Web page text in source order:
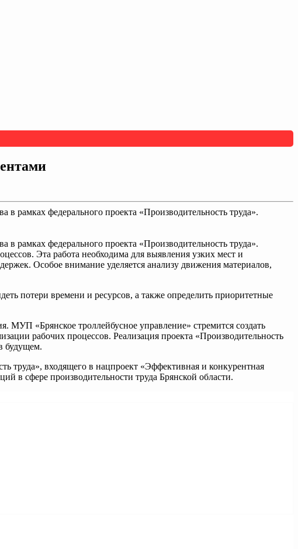
рамках федерального проекта «Производительность труда».
рамках федерального проекта «Производительность труда».
Эта работа необходима для выявления узких мест и
Особое внимание уделяется анализу движения материалов,
потери времени и ресурсов, а также определить приоритетные
МУП «Брянское троллейбусное управление» стремится создать
рабочих процессов. Реализация проекта «Производительность
будущем.
труда», входящего в нацпроект «Эффективная и конкурентная
в сфере производительности труда Брянской области.